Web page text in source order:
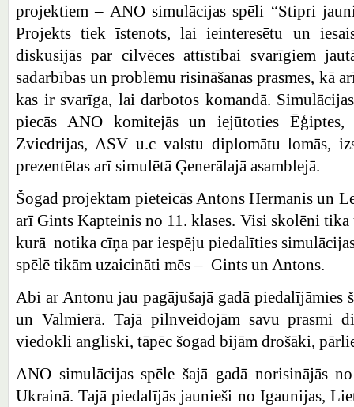
projektiem – ANO simulācijas spēli “Stipri
Projekts tiek īstenots, lai ieinteresētu un
diskusijās par cilvēces attīstībai svarīgiem
sadarbības un problēmu risināšanas prasmes, kā
kas ir svarīga, lai darbotos komandā.
piecās ANO komitejās un iejūtoties Ēģiptes,
Zviedrijas, ASV u.c valstu diplomātu lomās,
prezentētas arī simulētā Ģenerālajā asamblejā.
Šogad projektam pieteicās Antons Hermanis un
arī Gints Kapteinis no 11. klases. Visi skolēni
kurā notika cīņa par iespēju piedalīties
spēlē tikām uzaicināti mēs – Gints un Antons.
Abi ar Antonu jau pagājušajā gadā piedalījāmies
un Valmierā. Tajā pilnveidojām savu prasmi
viedokli angliski, tāpēc šogad bijām drošāki,
ANO simulācijas spēle šajā gadā norisinājās
Ukrainā. Tajā piedalījās jaunieši no Igaunijas,